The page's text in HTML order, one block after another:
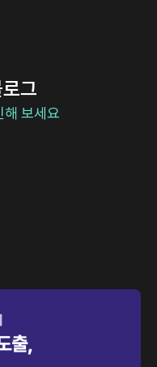
그
해 보세요
동화까지! 가장
만나보세요